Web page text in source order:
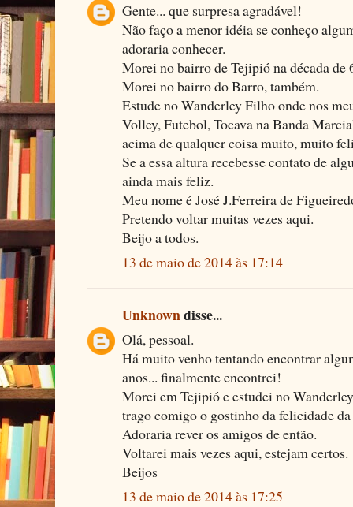
Gente... que surpresa agradável!
Não faço a menor idéia se conheço
adoraria conhecer.
Morei no bairro de Tejipió na década de
Morei no bairro do Barro, também.
Estude no Wanderley Filho onde nos
Volley, Futebol, Tocava na Banda
acima de qualquer coisa muito, muito
Se a essa altura recebesse contato de
ainda mais feliz.
Meu nome é José J.Ferreira de
Pretendo voltar muitas vezes aqui.
Beijo a todos.
13 de maio de 2014 às 17:14
Unknowndisse...
Olá, pessoal.
Há muito venho tentando encontrar
anos... finalmente encontrei!
Morei em Tejipió e estudei no
trago comigo o gostinho da felicidade da
Adoraria rever os amigos de então.
Voltarei mais vezes aqui, estejam certos.
Beijos
13 de maio de 2014 às 17:25